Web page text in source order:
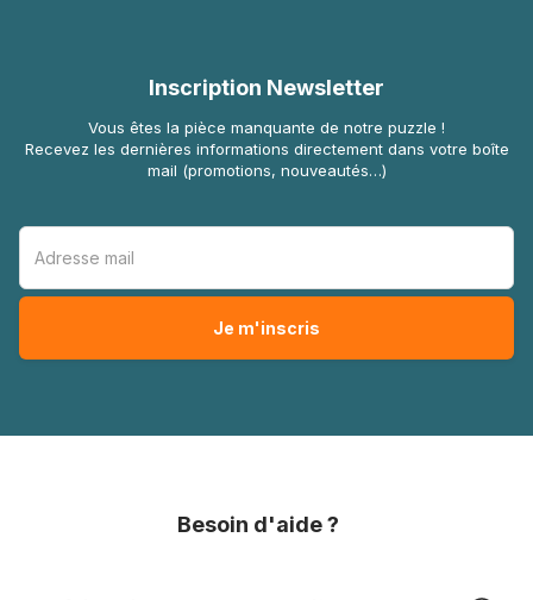
Inscription Newsletter
Vous êtes la pièce manquante de notre puzzle !
Recevez les dernières informations directement dans votre boîte
mail (promotions, nouveautés…)
Besoin d'aide ?